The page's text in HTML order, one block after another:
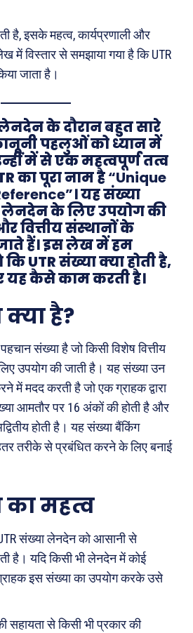
है, इसके महत्व, कार्यप्रणाली और
विस्तार से समझाया गया है कि UTR
जाता है।
लेनदेन के दौरान बहुत सारे
पहलुओं को ध्यान में
में से एक महत्वपूर्ण तत्व
का पूरा नाम है“Unique
। यह संख्या
के लिए उपयोग की
वित्तीय संस्थानों के
हैं। इस लेख में हम
UTR संख्या क्या होती है,
यह कैसे काम करती है।
क्या है?
संख्या है जो किसी विशेष वित्तीय
उपयोग की जाती है। यह संख्या उन
में मदद करती है जो एक ग्राहक द्वारा
आमतौर पर 16 अंकों की होती है और
होती है। यह संख्या बैंकिंग
तरीके से प्रबंधित करने के लिए बनाई
का महत्व
संख्या लेनदेन को आसानी से
है। यदि किसी भी लेनदेन में कोई
इस संख्या का उपयोग करके उसे
सहायता से किसी भी प्रकार की